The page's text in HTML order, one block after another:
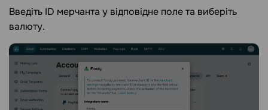
Введіть ID мерчанта у відповідне поле та виберіть
валюту.